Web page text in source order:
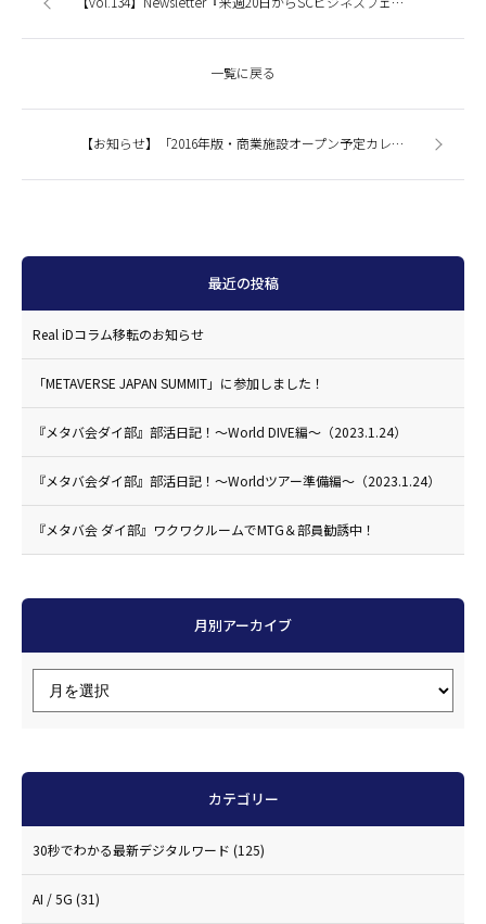
一覧に戻る
【お知らせ】「2016年版・商業施設オープン予定カレンダー」資料用データ無料配布します。
最近の投稿
Real iDコラム移転のお知らせ
「METAVERSE JAPAN SUMMIT」に参加しました！
『メタバ会ダイ部』部活日記！〜World DIVE編〜（2023.1.24）
『メタバ会ダイ部』部活日記！〜Worldツアー準備編〜（2023.1.24）
『メタバ会 ダイ部』ワクワクルームでMTG＆部員勧誘中！
月別アーカイブ
カテゴリー
30秒でわかる最新デジタルワード (125)
AI / 5G (31)